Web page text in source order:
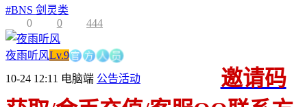
#BNS 剑灵类
0
0 444
夜雨听风Lv.9官方人员
10-24 12:11 电脑端 公告活动
邀请码